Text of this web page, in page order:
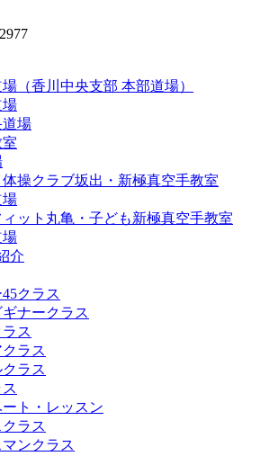
（香川中央支部 本部道場）
場
場
操クラブ坂出・新極真空手教室
場
ィット丸亀・子ども新極真空手教室
場
介
クラス
ナークラス
ス
ラス
ラス
ト・レッスン
クラス
ンクラス